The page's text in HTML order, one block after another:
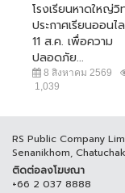
โรงเรียนหาดใหญ่วิ
ประกาศเรียนออนไ
11 ส.ค. เพื่อความ
ปลอดภัย...
8 สิงหาคม 2569
1,039
RS Public Company
Senanikhom,
ติดต่อลงโฆษณา
+66 2 037 8888